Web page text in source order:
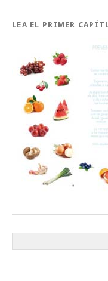
LEA EL PRIMER